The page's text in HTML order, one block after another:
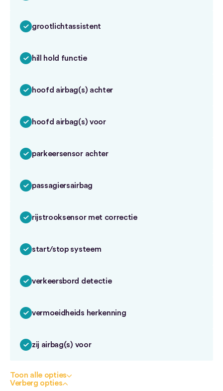
grootlichtassistent
hill hold functie
hoofd airbag(s) achter
hoofd airbag(s) voor
parkeersensor achter
passagiersairbag
rijstrooksensor met correctie
start/stop systeem
verkeersbord detectie
vermoeidheids herkenning
zij airbag(s) voor
Toon alle opties
Verberg opties